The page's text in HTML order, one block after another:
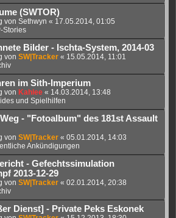
(SWTOR)
von Sethwyn « 17.05.2014, 01:05
Stories
Bilder - Ischta-System, 2014-03
von SW|Tracker « 15.05.2014, 11:01
im Sith-Imperium
von Kahlee « 14.03.2014, 13:48
und Spielhilfen
- "Fotoalbum" des 181st Assault
von SW|Tracker « 05.01.2014, 14:03
Ankündigungen
- Gefechtssimulation
2013-12-29
von SW|Tracker « 02.01.2014, 20:38
Dienst] - Private Peks Eskonek